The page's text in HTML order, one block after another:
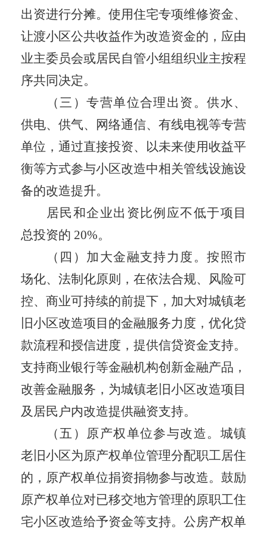
出资进行分摊。使用住宅专项维修资金、
让渡小区公共收益作为改造资金的，应由
业主委员会或居民自管小组组织业主按程
序共同决定。
（三）专营单位合理出资。供水、
供电、供气、网络通信、有线电视等专营
单位，通过直接投资、以未来使用收益平
衡等方式参与小区改造中相关管线设施设
备的改造提升。
居民和企业出资比例应不低于项目
总投资的 20%。
（四）加大金融支持力度。按照市
场化、 法制 化原则，在依法合规、风险可
控、商业可持续的前提下，加大对城镇老
旧小区改造项目的金融服务力度，优化贷
款流程和授信进度，提供信贷资金支持。
支持商业银行等金融机构创新金融产品，
改善金融服务，为城镇老旧小区改造项目
及居民户内改造提供融资支持。
（五）原产权单位参与改造。 城镇
老旧小区为原产权单位管理分配职工居住
的，原产权单位捐资捐物参与改造。鼓励
原产权单位对已移交地方管理的原职工住
宅小区改造给予资金等支持。公房产权单